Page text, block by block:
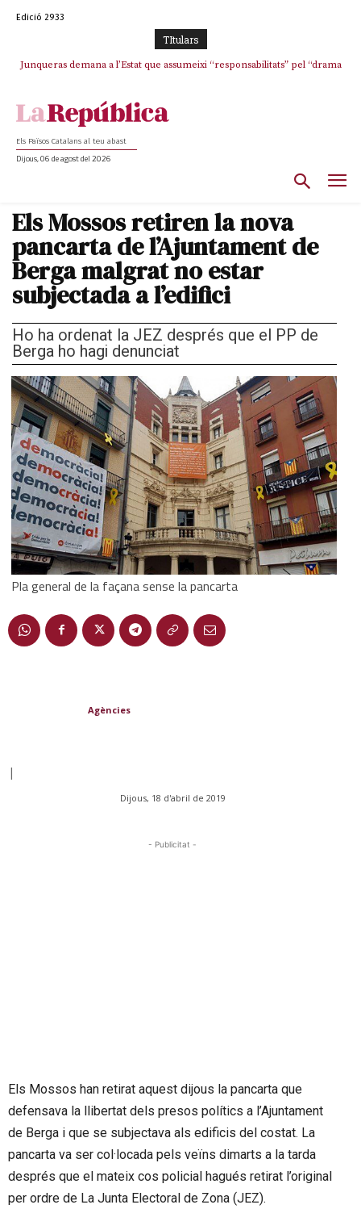
Edició 2933
TItulars
Junqueras demana a l’Estat que assumeixi “responsabilitats” pel “drama
Els Països Catalans al teu abast
Dijous, 06 de agost del 2026
Els Mossos retiren la nova
pancarta de l’Ajuntament de
Berga malgrat no estar
subjectada a l’edifici
Ho ha ordenat la JEZ després que el PP de
Berga ho hagi denunciat
Pla general de la façana sense la pancarta
Agències
|
Dijous, 18 d'abril de 2019
- Publicitat -
Els Mossos han retirat aquest dijous la pancarta que
defensava la llibertat dels presos polítics a l’Ajuntament
de Berga i que se subjectava als edificis del costat. La
pancarta va ser col·locada pels veïns dimarts a la tarda
després que el mateix cos policial hagués retirat l’original
per ordre de La Junta Electoral de Zona (JEZ).